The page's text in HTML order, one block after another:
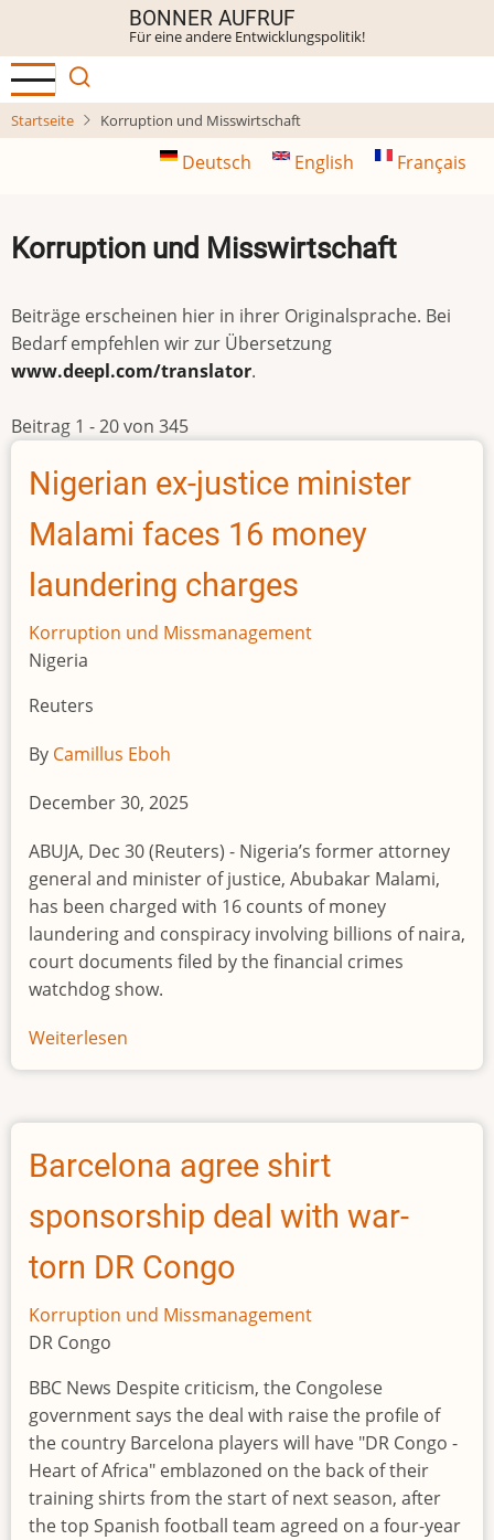
Inhalt
BONNER AUFRUF
Für eine andere Entwicklungspolitik!
Startseite Korruption und Misswirtschaft
Deutsch English Français
Korruption und Misswirtschaft
Beiträge erscheinen hier in ihrer Originalsprache. Bei
Bedarf empfehlen wir zur Übersetzung
www.deepl.com/translator.
Beitrag 1 - 20 von 345
Nigerian ex-justice minister
Malami faces 16 money
laundering charges
Korruption und Missmanagement
Nigeria
Reuters
By Camillus Eboh
December 30, 2025
ABUJA, Dec 30 (Reuters) - Nigeria’s former attorney
general and minister of justice, Abubakar Malami,
has been charged with 16 counts of money
laundering and conspiracy involving billions of naira,
court documents filed by the financial crimes
watchdog show.
Weiterlesen
Nigerian
justice
Malami
faces
16
money
laundering
charges
Barcelona agree shirt
sponsorship deal with war-
torn DR Congo
Korruption und Missmanagement
DR Congo
BBC News Despite criticism, the Congolese
government says the deal with raise the profile of
the country Barcelona players will have "DR Congo -
Heart of Africa" emblazoned on the back of their
training shirts from the start of next season, after
the top Spanish football team agreed on a four-year